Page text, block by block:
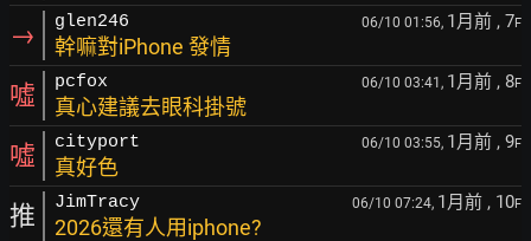
→ glen246 06/10 01:56, 1月前 , 7F
幹嘛對iPhone 發情
噓 pcfox 06/10 03:41, 1月前 , 8F
真心建議去眼科掛號
噓 cityport 06/10 03:55, 1月前 , 9F
真好色
推 JimTracy 06/10 07:24, 1月前 , 10F
2026還有人用iphone?